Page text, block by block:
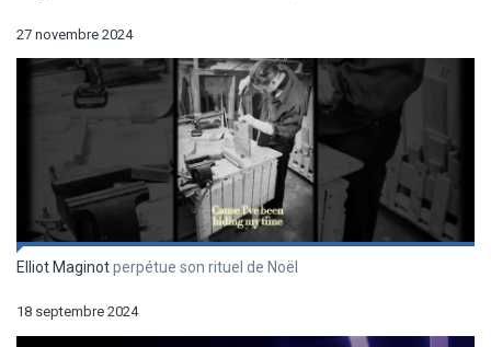
27 novembre 2024
Elliot Maginotperpétue son rituel de Noël
18 septembre 2024